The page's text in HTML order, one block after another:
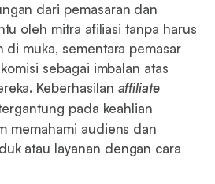
dari pemasaran dan
oleh mitra afiliasi tanpa harus
di muka, sementara pemasar
sebagai imbalan atas
Keberhasilan affiliate
pada keahlian
memahami audiens dan
atau layanan dengan cara